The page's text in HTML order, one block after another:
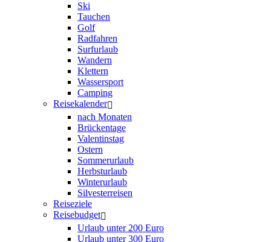
Ski
Tauchen
Golf
Radfahren
Surfurlaub
Wandern
Klettern
Wassersport
Camping
Reisekalender
nach Monaten
Brückentage
Valentinstag
Ostern
Sommerurlaub
Herbsturlaub
Winterurlaub
Silvesterreisen
Reiseziele
Reisebudget
Urlaub unter 200 Euro
Urlaub unter 300 Euro